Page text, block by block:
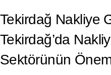
Tekirdağ Nakliye
Tekirdağ’da
Sektörünün